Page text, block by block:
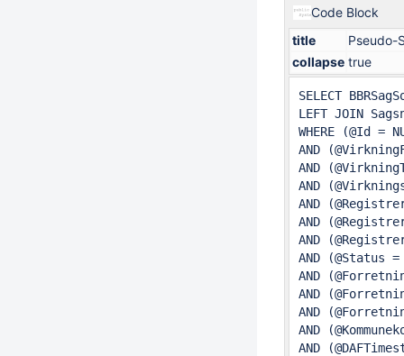
Code Block
title
Pseudo-
collapse true
SELECT
LEFT JOIN
WHERE (@Id =
AND
AND
AND
AND
AND
AND
AND (@Status
AND
AND
AND
AND
AND